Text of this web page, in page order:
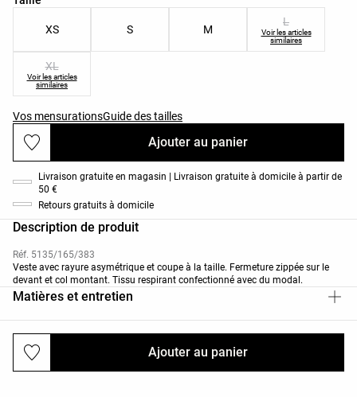
XS S M
L
Voir les articles
similaires
XL
Voir les articles
similaires
Vos mensurationsGuide des tailles
Ajouter au panier
Ajouter au panier
Livraison gratuite en magasin | Livraison gratuite à domicile à partir de
50 €
Retours gratuits à domicile
Description de produit
Réf. 5135/165/383
Veste avec rayure asymétrique et coupe à la taille. Fermeture zippée sur le
devant et col montant. Tissu respirant confectionné avec du modal.
Matières et entretien
Livraisons et retours